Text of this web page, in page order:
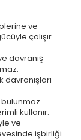
ve
çalışır.
davranış
davranışları
kullanır.
ve
işbirliği